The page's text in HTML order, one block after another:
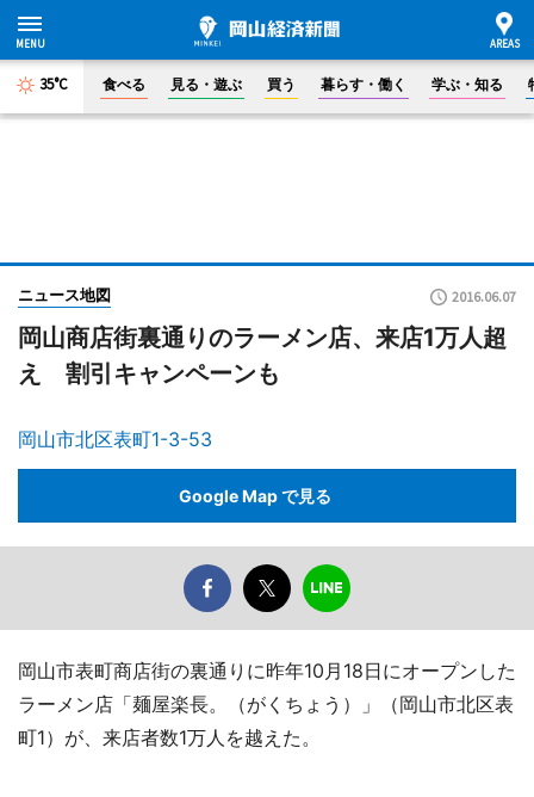
35°C 食べる 見る・遊ぶ 買う 暮らす・働く 学ぶ・知る
ニュース地図 2016.06.07
岡山商店街裏通りのラーメン店、来店1万人超
え 割引キャンペーンも
岡山市北区表町1-3-53
Google Map で見る
岡山市表町商店街の裏通りに昨年10月18日にオープンした
ラーメン店「麺屋楽長。（がくちょう）」（岡山市北区表
町1）が、来店者数1万人を越えた。